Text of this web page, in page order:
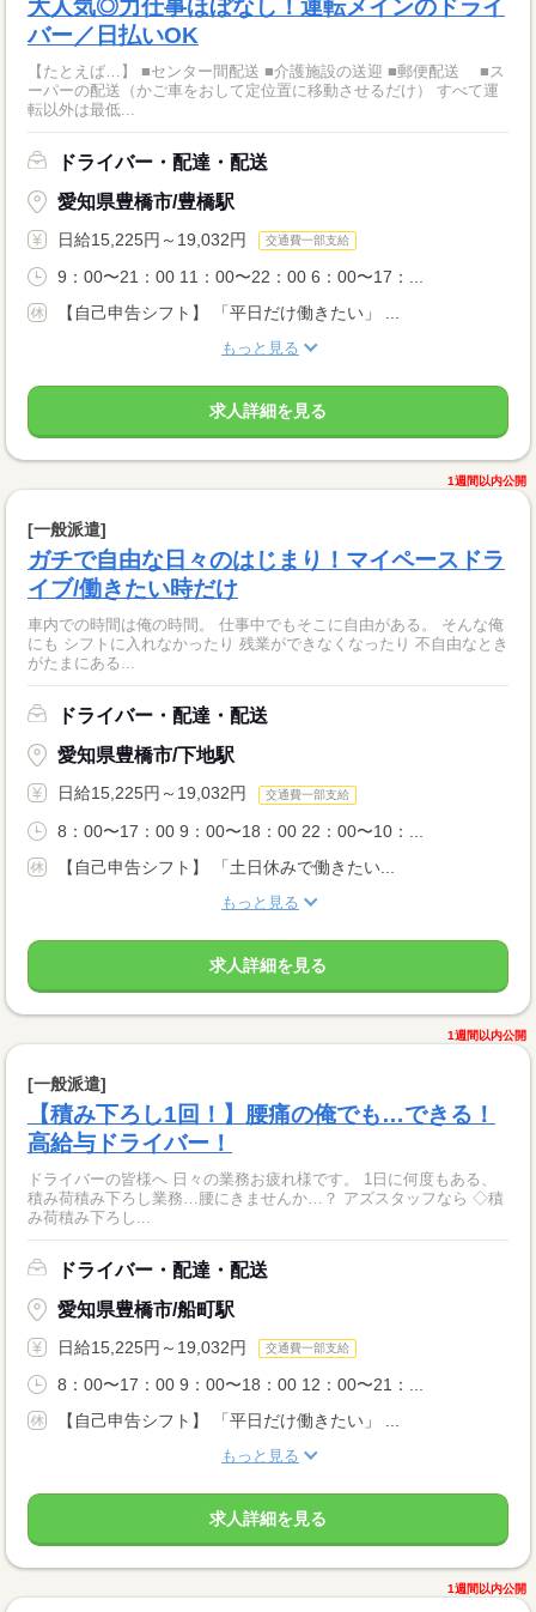
大人気◎力仕事ほぼなし！運転メインのドライ
バー／日払いOK
【たとえば…】 ■センター間配送 ■介護施設の送迎 ■郵便配送 ■ス
ーパーの配送（かご車をおして定位置に移動させるだけ） すべて運
転以外は最低...
ドライバー・配達・配送
愛知県豊橋市/豊橋駅
日給15,225円～19,032円 交通費一部支給
9：00〜21：00 11：00〜22：00 6：00〜17：...
【自己申告シフト】 「平日だけ働きたい」 ...
もっと見る
求人詳細を見る
1週間以内公開
[一般派遣]
ガチで自由な日々のはじまり！マイペースドラ
イブ/働きたい時だけ
車内での時間は俺の時間。 仕事中でもそこに自由がある。 そんな俺
にも シフトに入れなかったり 残業ができなくなったり 不自由なとき
がたまにある...
ドライバー・配達・配送
愛知県豊橋市/下地駅
日給15,225円～19,032円 交通費一部支給
8：00〜17：00 9：00〜18：00 22：00〜10：...
【自己申告シフト】 「土日休みで働きたい...
もっと見る
求人詳細を見る
1週間以内公開
[一般派遣]
【積み下ろし1回！】腰痛の俺でも…できる！
高給与ドライバー！
ドライバーの皆様へ 日々の業務お疲れ様です。 1日に何度もある、
積み荷積み下ろし業務…腰にきませんか…？ アズスタッフなら ◇積
み荷積み下ろし...
ドライバー・配達・配送
愛知県豊橋市/船町駅
日給15,225円～19,032円 交通費一部支給
8：00〜17：00 9：00〜18：00 12：00〜21：...
【自己申告シフト】 「平日だけ働きたい」 ...
もっと見る
求人詳細を見る
1週間以内公開